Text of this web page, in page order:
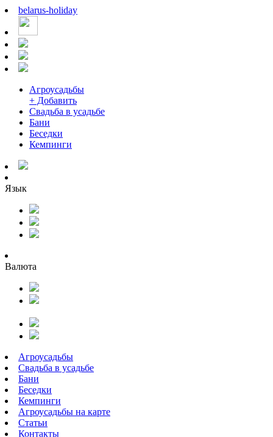
belarus-holiday
Агроусадьбы
+ Добавить
Свадьба в усадьбе
Бани
Беседки
Кемпинги
Язык
Валюта
Агроусадьбы
Свадьба в усадьбе
Бани
Беседки
Кемпинги
Агроусадьбы на карте
Статьи
Контакты